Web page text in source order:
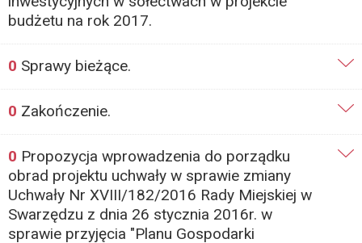
budżetu na rok 2017.
0 Sprawy bieżące.
0 Zakończenie.
0 Propozycja wprowadzenia do porządku
obrad projektu uchwały w sprawie zmiany
Uchwały Nr XVIII/182/2016 Rady Miejskiej w
Swarzędzu z dnia 26 stycznia 2016r. w
sprawie przyjęcia "Planu Gospodarki